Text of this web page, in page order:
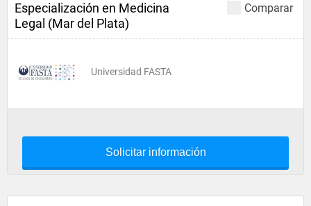
Comparar
Especialización en Medicina
Legal (Mar del Plata)
Universidad FASTA
Solicitar información